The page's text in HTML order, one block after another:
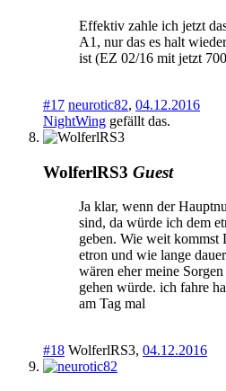
Effektiv zahle ich jetzt
A1, nur das es halt
ist (EZ 02/16 mit jetzt
#17 neurotic82, 04.12.2016
NightWing gefällt das.
WolferlRS3 Guest
Ja klar, wenn der
sind, da würde ich dem
geben. Wie weit kommst
etron und wie lange
wären eher meine
gehen würde. ich fahre
am Tag mal
#18 WolferlRS3, 04.12.2016